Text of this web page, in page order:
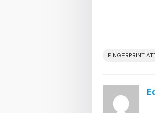
FINGERPRINT